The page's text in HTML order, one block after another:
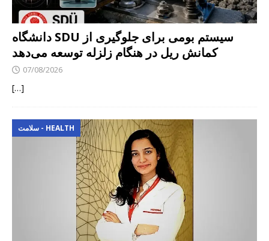
دانشگاه SDU سیستم بومی برای جلوگیری از
کمانش ریل در هنگام زلزله توسعه می‌دهد
07/08/2026
[…]
سلامت - HEALTH